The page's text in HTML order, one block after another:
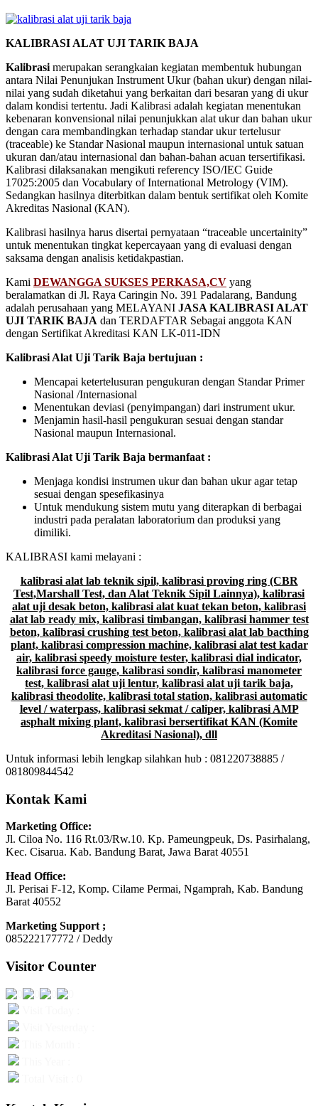
KALIBRASI ALAT UJI TARIK BAJA
Kalibrasi merupakan serangkaian kegiatan membentuk hubungan
antara Nilai Penunjukan Instrument Ukur (bahan ukur) dengan nilai-
nilai yang sudah diketahui yang berkaitan dari besaran yang di ukur
dalam kondisi tertentu. Jadi Kalibrasi adalah kegiatan menentukan
kebenaran konvensional nilai penunjukkan alat ukur dan bahan ukur
dengan cara membandingkan terhadap standar ukur tertelusur
(traceable) ke Standar Nasional maupun internasional untuk satuan
ukuran dan/atau internasional dan bahan-bahan acuan tersertifikasi.
Kalibrasi dilaksanakan mengikuti referency ISO/IEC Guide
17025:2005 dan Vocabulary of International Metrology (VIM).
Sedangkan hasilnya diterbitkan dalam bentuk sertifikat oleh Komite
Akreditas Nasional (KAN).
Kalibrasi hasilnya harus disertai pernyataan “traceable uncertainity”
untuk menentukan tingkat kepercayaan yang di evaluasi dengan
saksama dengan analisis ketidakpastian.
Kami DEWANGGA SUKSES PERKASA,CV yang
beralamatkan di Jl. Raya Caringin No. 391 Padalarang, Bandung
adalah perusahaan yang MELAYANI JASA KALIBRASI ALAT
UJI TARIK BAJA dan TERDAFTAR Sebagai anggota KAN
dengan Sertifikat Akreditasi KAN LK-011-IDN
Kalibrasi Alat Uji Tarik Baja bertujuan :
Mencapai ketertelusuran pengukuran dengan Standar Primer
Nasional /Internasional
Menentukan deviasi (penyimpangan) dari instrument ukur.
Menjamin hasil-hasil pengukuran sesuai dengan standar
Nasional maupun Internasional.
Kalibrasi Alat Uji Tarik Baja bermanfaat :
Menjaga kondisi instrumen ukur dan bahan ukur agar tetap
sesuai dengan spesefikasinya
Untuk mendukung sistem mutu yang diterapkan di berbagai
industri pada peralatan laboratorium dan produksi yang
dimiliki.
KALIBRASI kami melayani :
kalibrasi alat lab teknik sipil, kalibrasi proving ring (CBR
Test,Marshall Test, dan Alat Teknik Sipil Lainnya), kalibrasi
alat uji desak beton, kalibrasi alat kuat tekan beton, kalibrasi
alat lab ready mix, kalibrasi timbangan, kalibrasi hammer test
beton, kalibrasi crushing test beton, kalibrasi alat lab bacthing
plant, kalibrasi compression machine, kalibrasi alat test kadar
air, kalibrasi speedy moisture tester, kalibrasi dial indicator,
kalibrasi force gauge, kalibrasi sondir, kalibrasi manometer
test, kalibrasi alat uji lentur, kalibrasi alat uji tarik baja,
kalibrasi theodolite, kalibrasi total station, kalibrasi automatic
level / waterpass, kalibrasi sekmat / caliper, kalibrasi AMP
asphalt mixing plant, kalibrasi bersertifikat KAN (Komite
Akreditasi Nasional), dll
Untuk informasi lebih lengkap silahkan hub : 081220738885 /
081809844542
Kontak Kami
Marketing Office:
Jl. Ciloa No. 116 Rt.03/Rw.10. Kp. Pameungpeuk, Ds. Pasirhalang,
Kec. Cisarua. Kab. Bandung Barat, Jawa Barat 40551
Head Office:
Jl. Perisai F-12, Komp. Cilame Permai, Ngamprah, Kab. Bandung
Barat 40552
Marketing Support ;
085222177772 / Deddy
Visitor Counter